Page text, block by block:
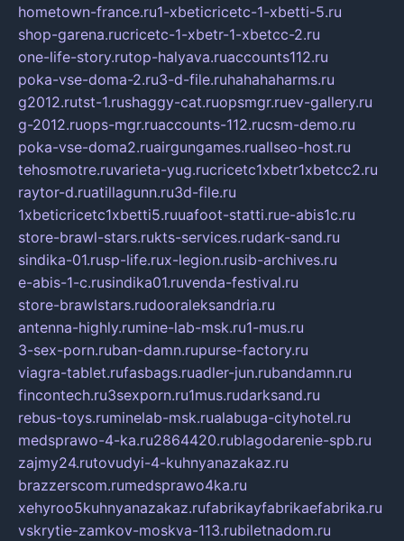
hometown-france.ru1-xbeticricetc-1-xbetti-5.ru
shop-garena.rucricetc-1-xbetr-1-xbetcc-2.ru
one-life-story.rutop-halyava.ruaccounts112.ru
poka-vse-doma-2.ru3-d-file.ruhahahaharms.ru
g2012.rutst-1.rushaggy-cat.ruopsmgr.ruev-gallery.ru
g-2012.ruops-mgr.ruaccounts-112.rucsm-demo.ru
poka-vse-doma2.ruairgungames.ruallseo-host.ru
tehosmotre.ruvarieta-yug.rucricetc1xbetr1xbetcc2.ru
raytor-d.ruatillagunn.ru3d-file.ru
1xbeticricetc1xbetti5.ruuafoot-statti.rue-abis1c.ru
store-brawl-stars.rukts-services.rudark-sand.ru
sindika-01.rusp-life.rux-legion.rusib-archives.ru
e-abis-1-c.rusindika01.ruvenda-festival.ru
store-brawlstars.rudooraleksandria.ru
antenna-highly.rumine-lab-msk.ru1-mus.ru
3-sex-porn.ruban-damn.rupurse-factory.ru
viagra-tablet.rufasbags.ruadler-jun.rubandamn.ru
fincontech.ru3sexporn.ru1mus.rudarksand.ru
rebus-toys.ruminelab-msk.rualabuga-cityhotel.ru
medsprawo-4-ka.ru2864420.rublagodarenie-spb.ru
zajmy24.rutovudyi-4-kuhnyanazakaz.ru
brazzerscom.rumedsprawo4ka.ru
xehyroo5kuhnyanazakaz.rufabrikayfabrikaefabrika.ru
vskrytie-zamkov-moskva-113.rubiletnadom.ru